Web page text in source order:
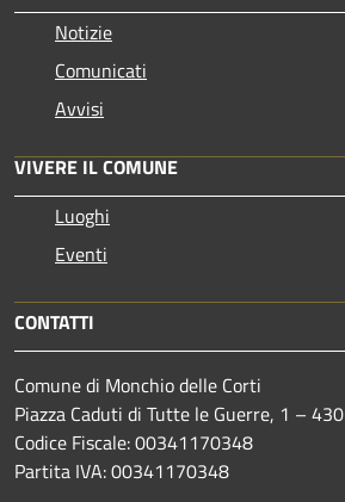
Notizie
Comunicati
Avvisi
VIVERE IL COMUNE
Luoghi
Eventi
CONTATTI
Comune di Monchio delle Corti
Piazza Caduti di Tutte le Guerre, 1 –
Codice Fiscale: 00341170348
Partita IVA: 00341170348